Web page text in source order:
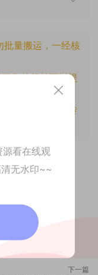
批量搬运，一经核
您的权益可以提
2568.html
，转
下一篇
看在线观
无水印~~